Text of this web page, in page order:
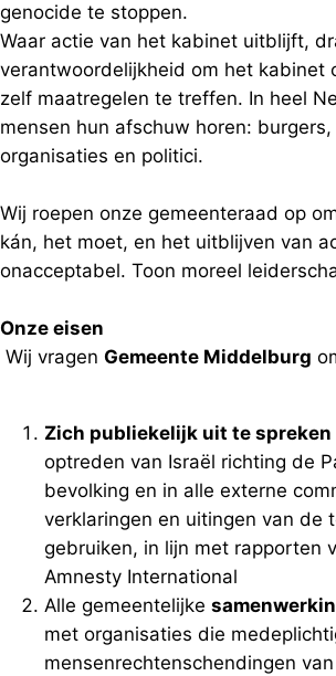
genocide te stoppen.
Waar actie van het kabinet uitblijft,
verantwoordelijkheid om het kabinet
zelf maatregelen te treffen. In heel
mensen hun afschuw horen:
organisaties en politici.
Wij roepen onze gemeenteraad op
kán, het moet, en het uitblijven van
onacceptabel. Toon moreel
Onze eisen
Wij vragen Gemeente Middelburg
Zich publiekelijk uit te spreken
optreden van Israël richting de
bevolking en in alle externe
verklaringen en uitingen van de
gebruiken, in lijn met rapporten
Amnesty International
Alle gemeentelijke
met organisaties die
mensenrechtenschendingen